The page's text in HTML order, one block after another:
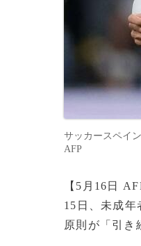
サッカースペイ
AFP
【5月16日
15日、未成
原則が「引き